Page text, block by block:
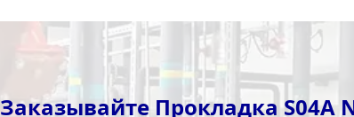
Заказывайте Прокладка S04A